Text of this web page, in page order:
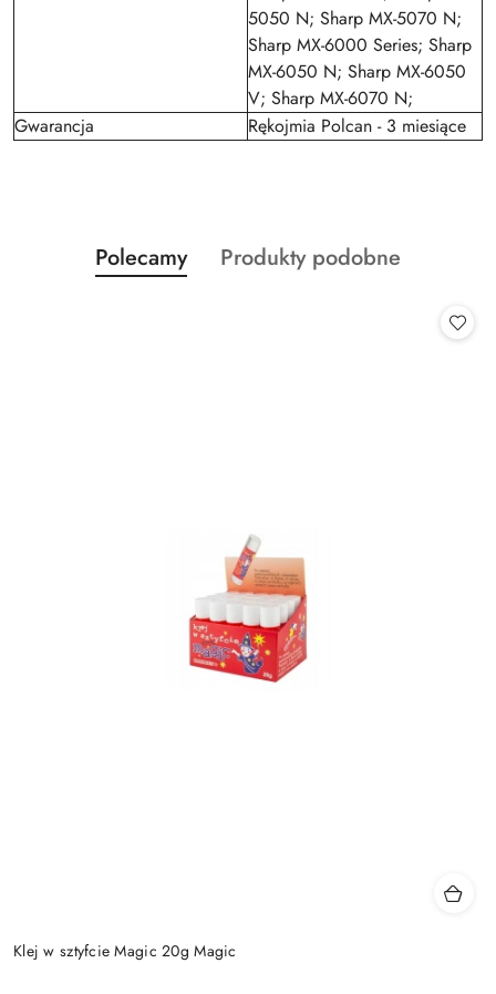
5050 N; Sharp MX-5070 N;
Sharp MX-6000 Series; Sharp
MX-6050 N; Sharp MX-6050
V; Sharp MX-6070 N;
Gwarancja
Rękojmia Polcan - 3 miesiące
Pomiń karuzelę produktów
Produkty
o
Polecamy
Produkty
Produkty podobne
Klej w sztyfcie Magic 20g Magic